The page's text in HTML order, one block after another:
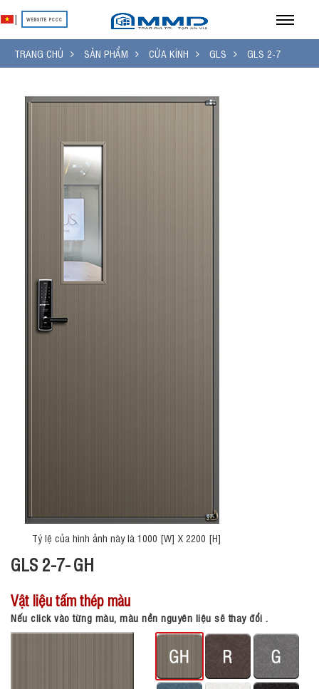
| WEBSITE PCCC
TRANG CHỦ SẢN PHẨM CỬA KÍNH GLS GLS 2-7
Tỷ lệ của hình ảnh này là 1000 [W] X 2200 [H]
GLS 2-7-GH
Vật liệu tấm thép màu
Nếu click vào từng màu, màu nền nguyên liệu sẽ thay đổi .